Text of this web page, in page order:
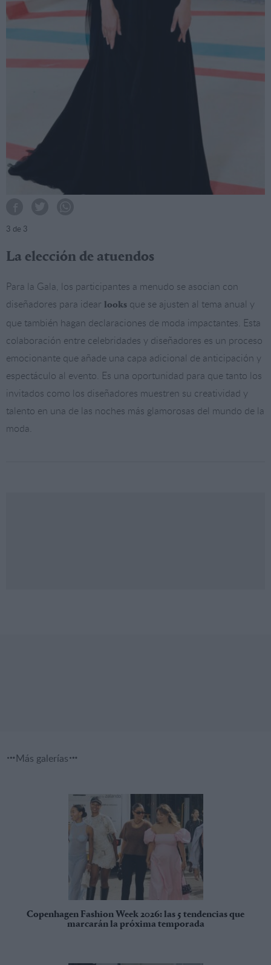
3 de 3
La elección de atuendos
Para la Gala, los participantes a menudo se asocian con
diseñadores para idear looks que se ajusten al tema anual y
que también hagan declaraciones de moda impactantes. Esta
colaboración entre celebridades y diseñadores es un proceso
emocionante que añade una capa adicional de anticipación y
espectáculo al evento. Es una oportunidad para que tanto los
invitados como los diseñadores muestren su creatividad y
talento en una de las noches más glamorosas del mundo de la
moda.
Más galerías
Copenhagen Fashion Week 2026: las 5 tendencias que
marcarán la próxima temporada